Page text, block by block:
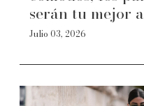
serán tu mejor
Julio 03, 2026